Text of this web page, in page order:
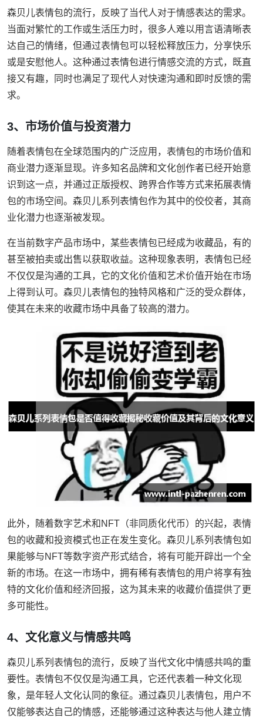
森贝儿表情包的流行，反映了当代人对于情感表达的需求。
当面对繁忙的工作或生活压力时，很多人难以用言语清晰表
达自己的情绪，但通过表情包可以轻松释放压力，分享快乐
或是安慰他人。这种通过表情包进行情感交流的方式，既直
接又有趣，同时也满足了现代人对快速沟通和即时反馈的需
求。
3、市场价值与投资潜力
随着表情包在全球范围内的广泛应用，表情包的市场价值和
商业潜力逐渐显现。许多知名品牌和文化创作者已经开始意
识到这一点，并通过正版授权、跨界合作等方式来拓展表情
包的市场空间。森贝儿系列表情包作为其中的佼佼者，其商
业化潜力也逐渐被发现。
在当前数字产品市场中，某些表情包已经成为收藏品，有的
甚至被拍卖或出售以获取收益。这种现象表明，表情包已经
不仅仅是沟通的工具，它的文化价值和艺术价值开始在市场
上得到认可。森贝儿表情包的独特风格和广泛的受众群体，
使其在未来的收藏市场中具备了较高的潜力。
此外，随着数字艺术和NFT（非同质化代币）的兴起，表情
包的收藏和投资模式也正在发生变化。森贝儿系列表情包如
果能够与NFT等数字资产形式结合，将有可能开辟出一个全
新的市场。在这一市场中，拥有稀有表情包的用户将享有独
特的文化价值和经济回报，这为其未来的收藏价值提供了更
多可能性。
4、文化意义与情感共鸣
森贝儿系列表情包的流行，反映了当代文化中情感共鸣的重
要性。表情包不仅仅是沟通工具，它还代表着一种文化现
象，是年轻人文化认同的象征。通过森贝儿表情包，用户不
仅能够表达自己的情感，还能够通过这种表达与他人建立情